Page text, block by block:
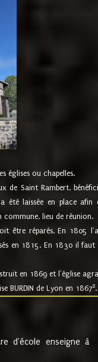
églises ou chapelles.
de Saint Rambert,
été laissée en place
lieu de réunion.
être réparés. En 1805
en 1815. En 1830 il
en 1869 et l'église
BURDIN de Lyon en 18678.
d'école enseigne à